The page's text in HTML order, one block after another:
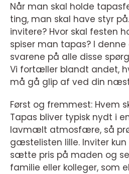
Når man skal holde
ting, man skal have styr
invitere? Hvor skal festen
spiser man tapas? I
svarene på alle disse
Vi fortæller blandt andet,
må gå glip af ved din
Først og fremmest: Hvem
Tapas bliver typisk nydt i
lavmælt atmosfære, så
gæstelisten lille. Inviter
sætte pris på maden og
familie eller kolleger, som